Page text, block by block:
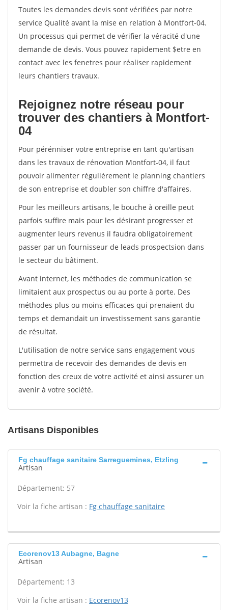
Toutes les demandes devis sont vérifiées par notre
service Qualité avant la mise en relation à Montfort-04.
Un processus qui permet de vérifier la véracité d'une
demande de devis. Vous pouvez rapidement $etre en
contact avec les fenetres pour réaliser rapidement
leurs chantiers travaux.
Rejoignez notre réseau pour
trouver des chantiers à Montfort-
04
Pour pérénniser votre entreprise en tant qu'artisan
dans les travaux de rénovation Montfort-04, il faut
pouvoir alimenter régulièrement le planning chantiers
de son entreprise et doubler son chiffre d'affaires.
Pour les meilleurs artisans, le bouche à oreille peut
parfois suffire mais pour les désirant progresser et
augmenter leurs revenus il faudra obligatoirement
passer par un fournisseur de leads prospectsion dans
le secteur du bâtiment.
Avant internet, les méthodes de communication se
limitaient aux prospectus ou au porte à porte. Des
méthodes plus ou moins efficaces qui prenaient du
temps et demandait un investissement sans garantie
de résultat.
L'utilisation de notre service sans engagement vous
permettra de recevoir des demandes de devis en
fonction des creux de votre activité et ainsi assurer un
avenir à votre société.
Artisans Disponibles
Fg chauffage sanitaire Sarreguemines, Etzling
Artisan
Département: 57
Voir la fiche artisan : Fg chauffage sanitaire
Ecorenov13 Aubagne, Bagne
Artisan
Département: 13
Voir la fiche artisan : Ecorenov13